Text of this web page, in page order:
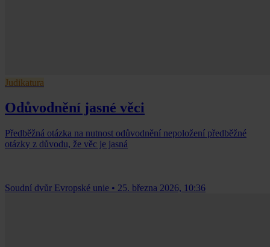
Judikatura
Odůvodnění jasné věci
Předběžná otázka na nutnost odůvodnění nepoložení předběžné
otázky z důvodu, že věc je jasná
Soudní dvůr Evropské unie • 25. března 2026, 10:36